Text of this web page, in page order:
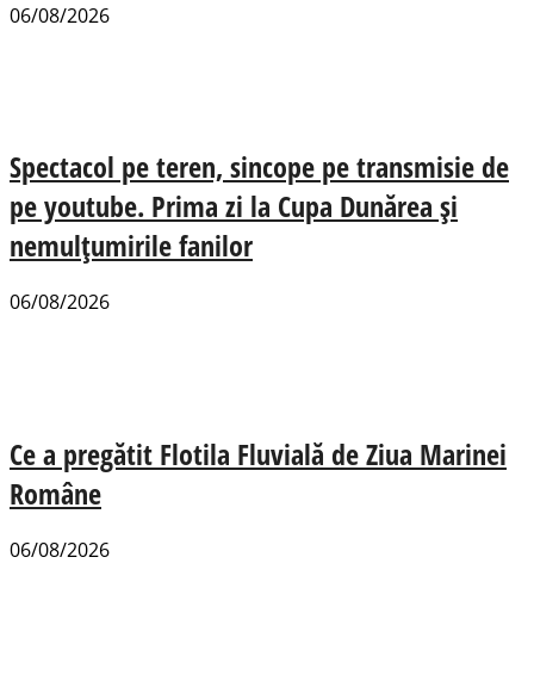
06/08/2026
Spectacol pe teren, sincope pe transmisie de
pe youtube. Prima zi la Cupa Dunărea și
nemulțumirile fanilor
06/08/2026
Ce a pregătit Flotila Fluvială de Ziua Marinei
Române
06/08/2026